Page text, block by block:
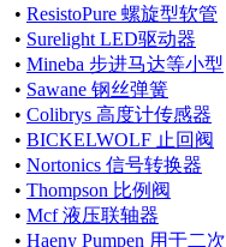
• ResistoPure 螺旋型软管
• Surelight LED驱动器
• Mineba 步进马达等小型
• Sawane 钢丝弹簧
• Colibrys 高度计传感器
• BICKELWOLF 止回阀
• Nortonics 信号转换器
• Thompson 比例阀
• Mcf 液压联轴器
• Haeny Pumpen 用于二次